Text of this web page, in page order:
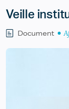
Veille
Document